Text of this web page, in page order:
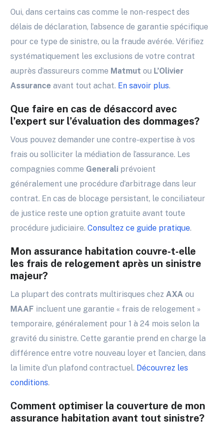
Oui, dans certains cas comme le non-respect des
délais de déclaration, l’absence de garantie spécifique
pour ce type de sinistre, ou la fraude avérée. Vérifiez
systématiquement les exclusions de votre contrat
auprès d’assureurs comme Matmut ou L’Olivier
Assurance avant tout achat. En savoir plus.
Que faire en cas de désaccord avec
l’expert sur l’évaluation des dommages?
Vous pouvez demander une contre-expertise à vos
frais ou solliciter la médiation de l’assurance. Les
compagnies comme Generali prévoient
généralement une procédure d’arbitrage dans leur
contrat. En cas de blocage persistant, le conciliateur
de justice reste une option gratuite avant toute
procédure judiciaire.Consultez ce guide pratique.
Mon assurance habitation couvre-t-elle
les frais de relogement après un sinistre
majeur?
La plupart des contrats multirisques chez AXA ou
MAAF incluent une garantie « frais de relogement »
temporaire, généralement pour 1 à 24 mois selon la
gravité du sinistre. Cette garantie prend en charge la
différence entre votre nouveau loyer et l’ancien, dans
la limite d’un plafond contractuel. Découvrez les
conditions.
Comment optimiser la couverture de mon
assurance habitation avant tout sinistre?